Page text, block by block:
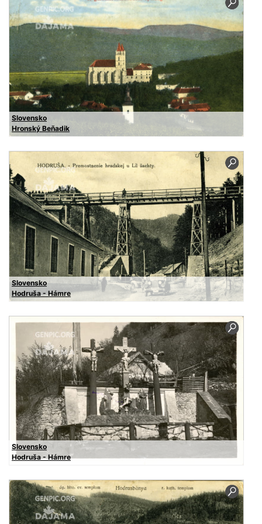
Slovensko
Hronský Beňadik
Slovensko
Hodruša - Hámre
Slovensko
Hodruša - Hámre